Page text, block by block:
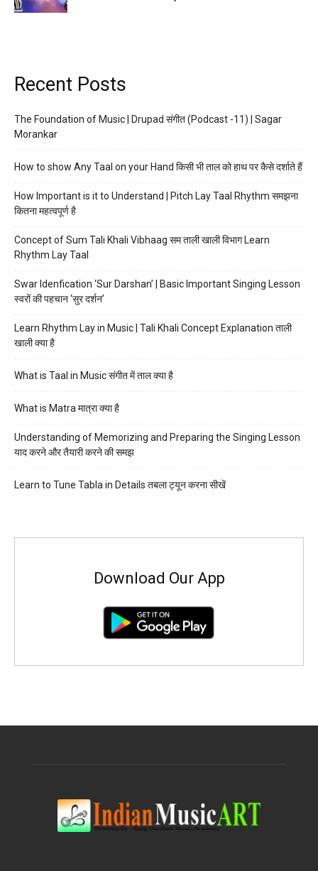
Recent Posts
The Foundation of Music | Drupad संगीत (Podcast -11) | Sagar
Morankar
How to show Any Taal on your Hand किसी भी ताल को हाथ पर कैसे दर्शाते हैं
How Important is it to Understand | Pitch Lay Taal Rhythm समझना
कितना महत्वपूर्ण है
Concept of Sum Tali Khali Vibhaag सम ताली खाली विभाग Learn
Rhythm Lay Taal
Swar Idenfication ‘Sur Darshan’ | Basic Important Singing Lesson
स्वरों की पहचान ‘सुर दर्शन’
Learn Rhythm Lay in Music | Tali Khali Concept Explanation ताली
खाली क्या है
What is Taal in Music संगीत में ताल क्या है
What is Matra मात्रा क्या है
Understanding of Memorizing and Preparing the Singing Lesson
याद करने और तैयारी करने की समझ
Learn to Tune Tabla in Details तबला ट्यून करना सीखें
Download Our App